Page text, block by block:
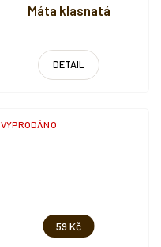
Máta klasnatá
DETAIL
59 Kč
VYPRODÁNO